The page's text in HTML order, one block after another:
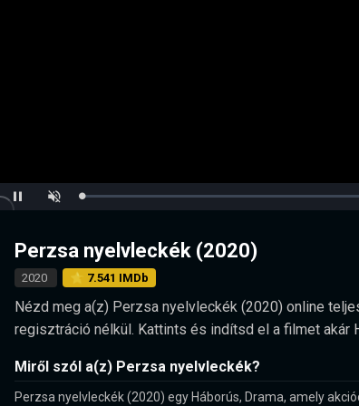
Pause UnmuteLoaded:
Perzsa nyelvleckék (2020)
2020 ⭐ 7.541 IMDb
Nézd meg a(z) Perzsa nyelvleckék (2020) online
regisztráció nélkül. Kattints és indítsd el a filmet akár
Miről szól a(z) Perzsa nyelvleckék?
Perzsa nyelvleckék (2020) egy Háborús, Drama, amely